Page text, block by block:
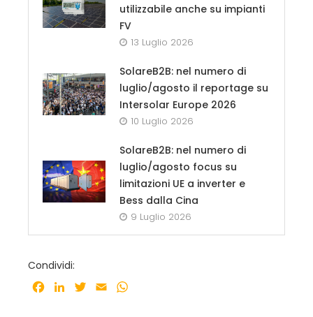
utilizzabile anche su impianti
FV
13 Luglio 2026
SolareB2B: nel numero di
luglio/agosto il reportage su
Intersolar Europe 2026
10 Luglio 2026
SolareB2B: nel numero di
luglio/agosto focus su
limitazioni UE a inverter e
Bess dalla Cina
9 Luglio 2026
Condividi:
Facebook
LinkedInTwitter
Email